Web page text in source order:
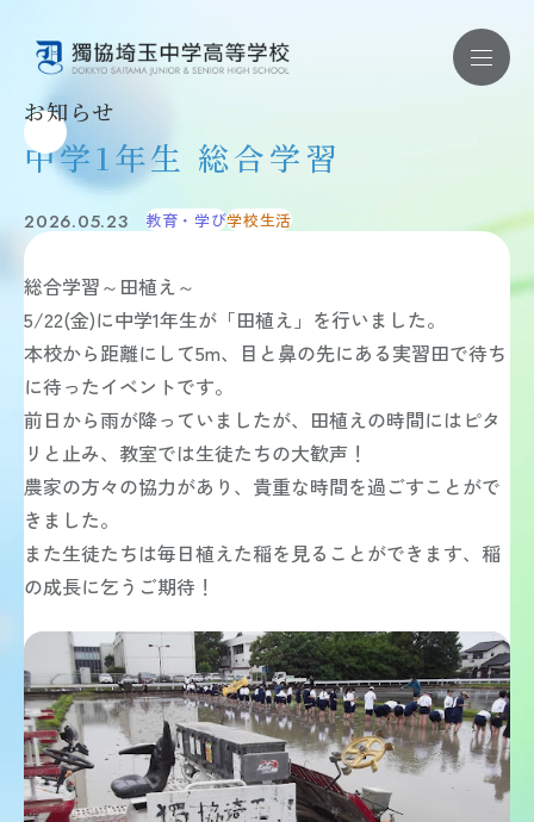
学校紹介
教育理念
学校概要
施設・制服・学校紹介動画
安全対策・健康管理
学校評価・財務状況
教育内容
教育内容 TOP
教育方針
学習内容
獨協コース
国際教育・語学教育
中学 総合学習
ICT教育
図書館
学校生活
学校生活 TOP
年間行事
獨協埼玉の1日
クラブ活動（中学校）
クラブ活動（高等学校）
在校生メッセージ
進路・進学
お問い合わせ ｜ 資料請求
お知らせ
中学1年生 総合学習
2026.05.23 教育・学び学校生活
総合学習～田植え～
5/22(金)に中学1年生が「田植え」を行いました。
本校から距離にして5m、目と鼻の先にある実習田で待ち
に待ったイベントです。
前日から雨が降っていましたが、田植えの時間にはピタ
リと止み、教室では生徒たちの大歓声！
農家の方々の協力があり、貴重な時間を過ごすことがで
きました。
また生徒たちは毎日植えた稲を見ることができます、稲
の成長に乞うご期待！